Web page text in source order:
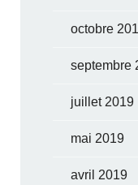
octobre
septembre
juillet 2019
mai 2019
avril 2019